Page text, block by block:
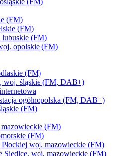
(FM)
(FM)
lubuskie (FM)
opolskie (FM)
(FM)
woj. śląskie (FM, DAB+)
stacja ogólnopolska (FM, DAB+)
(FM)
mazowieckie (FM)
(FM)
woj. mazowieckie (FM)
Siedlce, woj. mazowieckie (FM)